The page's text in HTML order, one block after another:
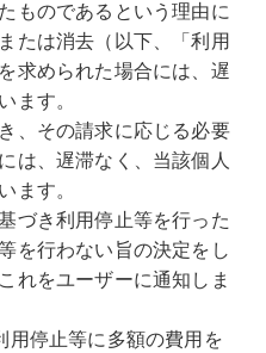
ものであるという理由に
たは消去（以下、「利用
求められた場合には、遅
ます。
、その請求に応じる必要
は、遅滞なく、当該個人
ます。
づき利用停止等を行った
を行わない旨の決定をし
れをユーザーに通知しま
用停止等に多額の費用を